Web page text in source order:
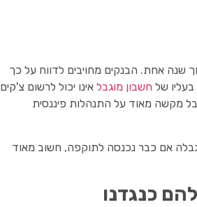
שנה אחת. הבנקים מחויבים לדווח על כך
של חשבון מוגבל אינו יכול לרשום צ'קים
מקשה מאוד על התנהלות פיננסית
אם כבר נכנסה לתוקפה, חשוב מאוד
כנגדנו